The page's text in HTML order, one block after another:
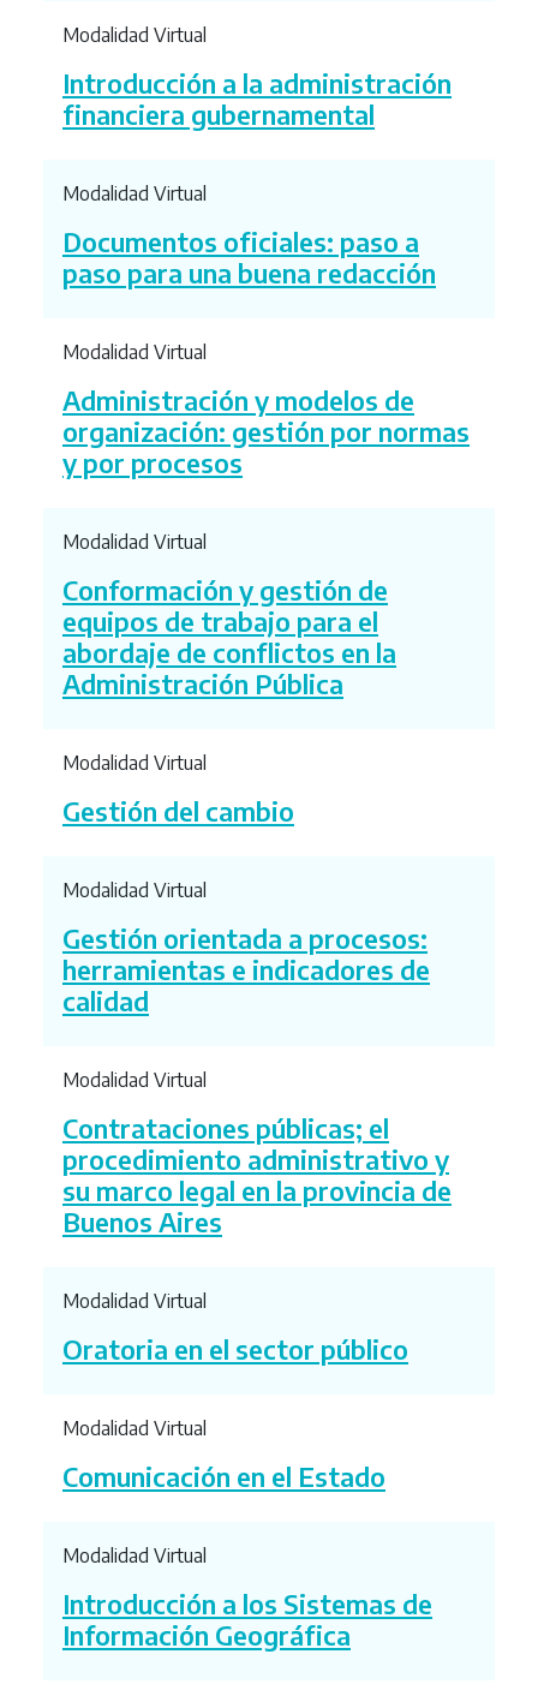
Modalidad Virtual
Introducción a la administración
financiera gubernamental
Modalidad Virtual
Documentos oficiales: paso a
paso para una buena redacción
Modalidad Virtual
Administración y modelos de
organización: gestión por normas
y por procesos
Modalidad Virtual
Conformación y gestión de
equipos de trabajo para el
abordaje de conflictos en la
Administración Pública
Modalidad Virtual
Gestión del cambio
Modalidad Virtual
Gestión orientada a procesos:
herramientas e indicadores de
calidad
Modalidad Virtual
Contrataciones públicas; el
procedimiento administrativo y
su marco legal en la provincia de
Buenos Aires
Modalidad Virtual
Oratoria en el sector público
Modalidad Virtual
Comunicación en el Estado
Modalidad Virtual
Introducción a los Sistemas de
Información Geográfica